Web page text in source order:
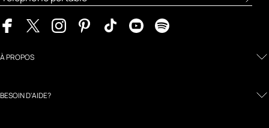
À PROPOS
BESOIN D'AIDE?